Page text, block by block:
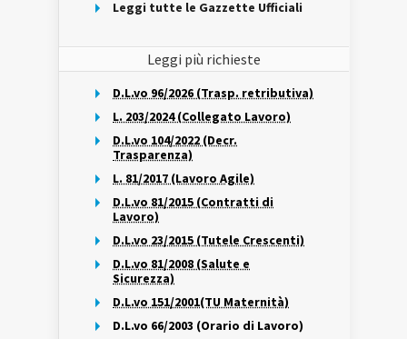
Leggi tutte le Gazzette Ufficiali
Leggi più richieste
D.L.vo 96/2026 (Trasp. retributiva)
L. 203/2024 (Collegato Lavoro)
D.L.vo 104/2022 (Decr.
Trasparenza)
L. 81/2017 (Lavoro Agile)
D.L.vo 81/2015 (Contratti di
Lavoro)
D.L.vo 23/2015 (Tutele Crescenti)
D.L.vo 81/2008 (Salute e
Sicurezza)
D.L.vo 151/2001(TU Maternità)
D.L.vo 66/2003 (Orario di Lavoro)